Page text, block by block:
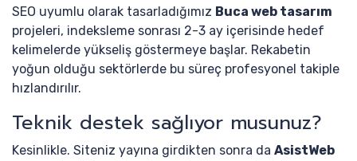
SEO uyumlu olarak tasarladığımız Buca web tasarım
projeleri, indeksleme sonrası 2-3 ay içerisinde hedef
kelimelerde yükseliş göstermeye başlar. Rekabetin
yoğun olduğu sektörlerde bu süreç profesyonel takiple
hızlandırılır.
Teknik destek sağlıyor musunuz?
Kesinlikle. Siteniz yayına girdikten sonra da AsistWeb